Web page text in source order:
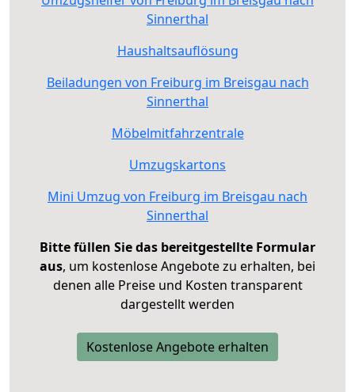
Sinnerthal
Haushaltsauflösung
Beiladungen von Freiburg im Breisgau nach
Sinnerthal
Möbelmitfahrzentrale
Umzugskartons
Mini Umzug von Freiburg im Breisgau nach
Sinnerthal
Bitte füllen Sie das bereitgestellte Formular
aus, um kostenlose Angebote zu erhalten, bei
denen alle Preise und Kosten transparent
dargestellt werden
Kostenlose Angebote erhalten